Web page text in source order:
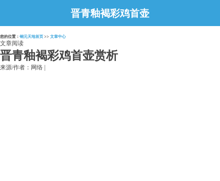
晋青釉褐彩鸡首壶
赏析
您的位置： 铜元天地首页 >> 文章中心
文章阅读
晋青釉褐彩鸡首壶赏析
来源/作者：网络 |